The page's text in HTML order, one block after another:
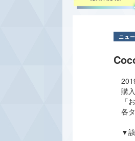
購
「
各
▼